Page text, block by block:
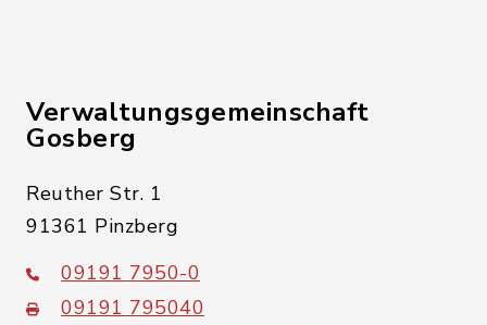
Verwaltungsgemeinschaft
Gosberg
Reuther Str. 1
91361 Pinzberg
09191 7950-0
09191 795040